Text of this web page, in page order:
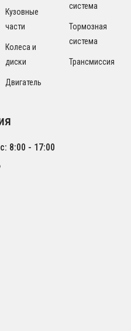
Кузовные
части
Колеса и
диски
Двигатель
система
Тормозная
система
Трансмиссия
8:00 - 17:00